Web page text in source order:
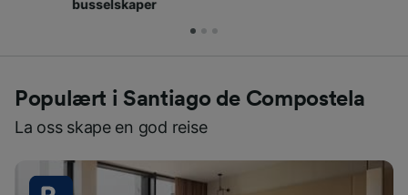
Populært i Santiago de Compostela
La oss skape en god reise